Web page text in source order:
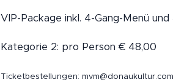
VIP-Package inkl. 4-Gang-Menü
Kategorie 2: pro Person € 48,00
Ticketbestellungen: mvm@donaukultur.com